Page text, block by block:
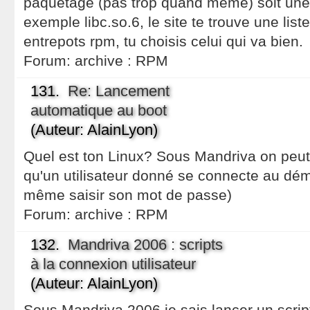
exemple libc.so.6, le site te trouve une
entrepots rpm, tu choisis celui qui va bien.
Forum: archive : RPM
131. Re: Lancement
automatique au boot
(Auteur: AlainLyon)
Quel est ton Linux? Sous Mandriva on
qu'un utilisateur donné se connecte au
même saisir son mot de passe)
Forum: archive : RPM
132. Mandriva 2006 : scripts
à la connexion utilisateur
(Auteur: AlainLyon)